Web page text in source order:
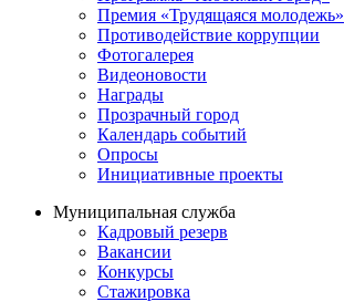
Премия «Трудящаяся молодежь»
Противодействие коррупции
Фотогалерея
Видеоновости
Награды
Прозрачный город
Календарь событий
Опросы
Инициативные проекты
Муниципальная служба
Кадровый резерв
Вакансии
Конкурсы
Стажировка